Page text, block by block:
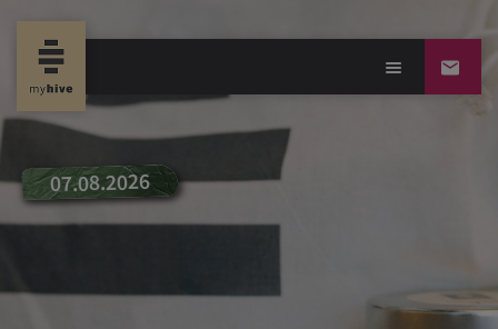
new news
07.08.2026